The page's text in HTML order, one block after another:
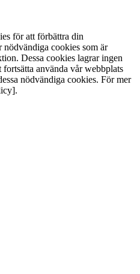
för att förbättra din
nödvändiga cookies som är
Dessa cookies lagrar ingen
använda vår webbplats
nödvändiga cookies. För mer